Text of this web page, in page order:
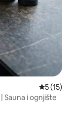
Prosječna
5 (15)
Sauna i ognjište